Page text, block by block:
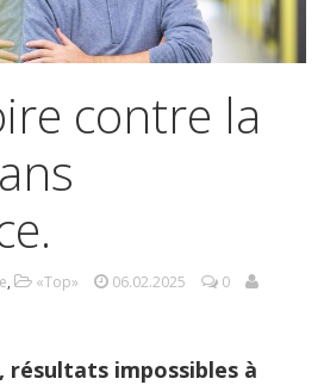
contre la
, «Top» 06.02.2025
0
résultats impossibles à